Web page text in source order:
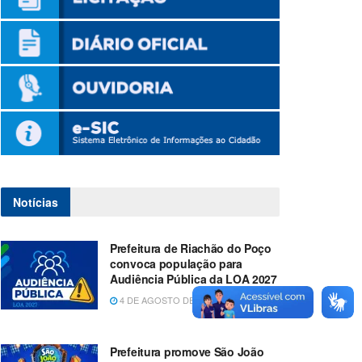
Notícias
Prefeitura de Riachão do Poço
convoca população para
Audiência Pública da LOA 2027
4 DE AGOSTO DE 2026
Prefeitura promove São João